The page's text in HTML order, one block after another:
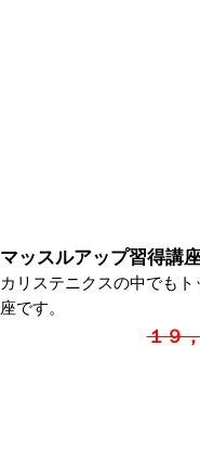
マッスルアップ習得講
カリステニクスの中でも
座です。
１９